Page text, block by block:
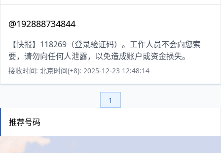
@192888734844
【快报】118269（登录验证码）。工作人员不会向您索
要，请勿向任何人泄露，以免造成账户或资金损失。
接收时间: 北京时间(+8): 2025-12-23 12:48:14
1
推荐号码